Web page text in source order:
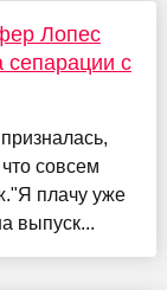
Лопес
сепарации с
совсем
плачу уже
выпуск...